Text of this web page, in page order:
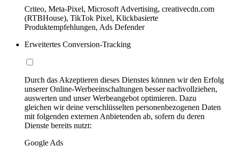
Criteo, Meta-Pixel, Microsoft Advertising, creativecdn.com
(RTBHouse), TikTok Pixel, Klickbasierte
Produktempfehlungen, Ads Defender
Erweitertes Conversion-Tracking
Durch das Akzeptieren dieses Dienstes können wir den Erfolg
unserer Online-Werbeeinschaltungen besser nachvollziehen,
auswerten und unser Werbeangebot optimieren. Dazu
gleichen wir deine verschlüsselten personenbezogenen Daten
mit folgenden externen Anbietenden ab, sofern du deren
Dienste bereits nutzt:
Google Ads